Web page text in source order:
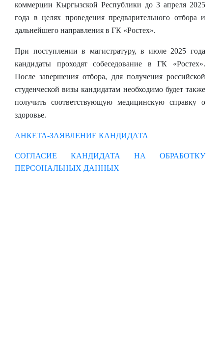
коммерции Кыргызской Республики до 3 апреля 2025
года в целях проведения предварительного отбора и
дальнейшего направления в ГК «Ростех».
При поступлении в магистратуру, в июле 2025 года
кандидаты проходят собеседование в ГК «Ростех».
После завершения отбора, для получения российской
студенческой визы кандидатам необходимо будет также
получить соответствующую медицинскую справку о
здоровье.
АНКЕТА-ЗАЯВЛЕНИЕ КАНДИДАТА
СОГЛАСИЕ КАНДИДАТА НА ОБРАБОТКУ
ПЕРСОНАЛЬНЫХ ДАННЫХ